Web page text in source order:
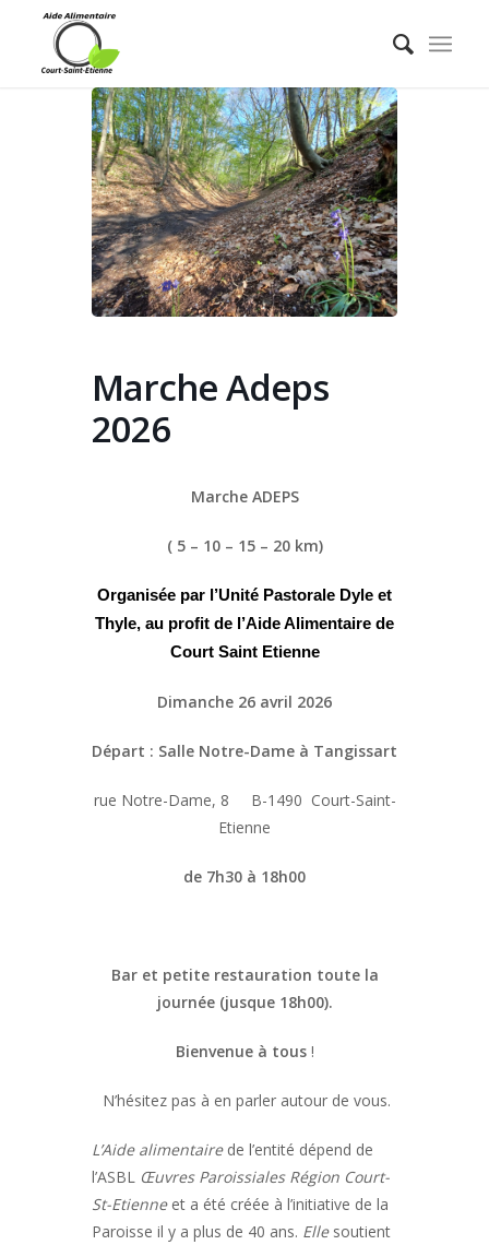
Marche Adeps
2026
Marche ADEPS
( 5 – 10 – 15 – 20 km)
Organisée par l’Unité Pastorale Dyle et
Thyle, au profit de l’Aide Alimentaire de
Court Saint Etienne
Dimanche 26 avril 2026
Départ : Salle Notre-Dame à Tangissart
rue Notre-Dame, 8 B-1490 Court-Saint-
Etienne
de 7h30 à 18h00
Bar et petite restauration toute la
journée (jusque 18h00).
Bienvenue à tous!
N’hésitez pas à en parler autour de vous.
L’Aide alimentairede l’entité dépend de
l’ASBL Œuvres Paroissiales Région Court-
St-Etienneet a été créée à l’initiative de la
Paroisse il y a plus de 40 ans. Elle soutient